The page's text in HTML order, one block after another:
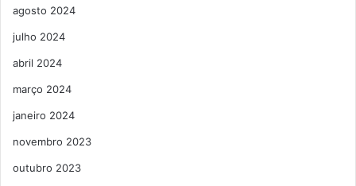
agosto 2024
julho 2024
abril 2024
março 2024
janeiro 2024
novembro 2023
outubro 2023